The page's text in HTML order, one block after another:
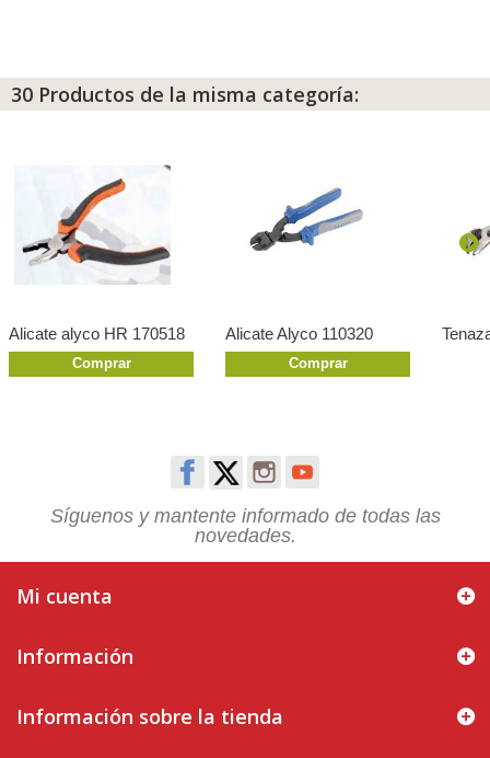
30 Productos de la misma categoría:
Alicate alyco HR 170518
Comprar
Alicate Alyco 110320
Comprar
Síguenos y mantente informado de todas las
novedades.
Mi cuenta
Información
Información sobre la tienda